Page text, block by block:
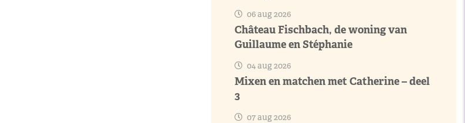
06 aug 2026
Château Fischbach, de woning van
Guillaume en Stéphanie
04 aug 2026
Mixen en matchen met Catherine – deel
3
07 aug 2026